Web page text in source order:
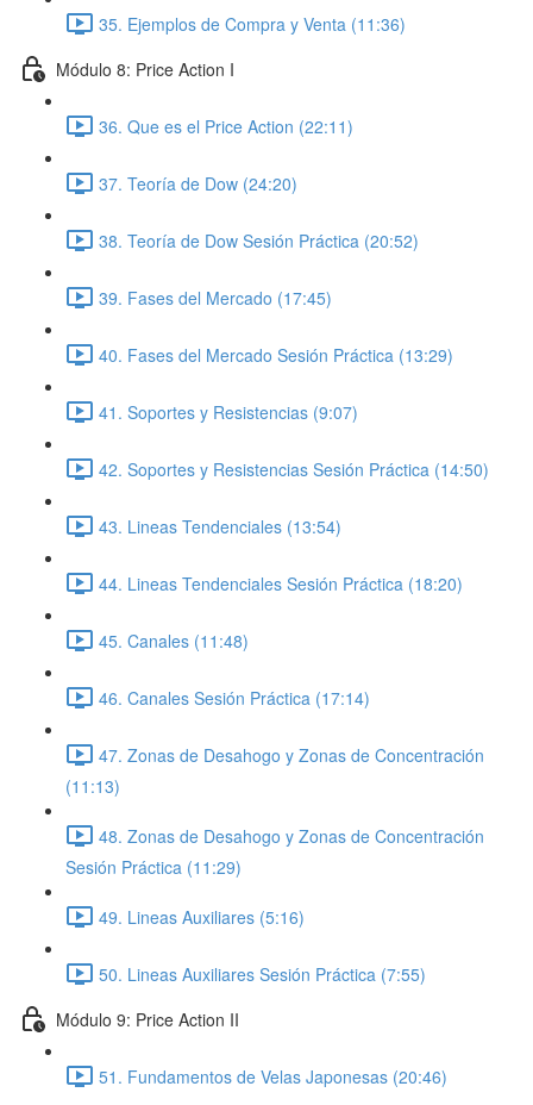
35. Ejemplos de Compra y Venta (11:36)
Módulo 8: Price Action I
36. Que es el Price Action (22:11)
37. Teoría de Dow (24:20)
38. Teoría de Dow Sesión Práctica (20:52)
39. Fases del Mercado (17:45)
40. Fases del Mercado Sesión Práctica (13:29)
41. Soportes y Resistencias (9:07)
42. Soportes y Resistencias Sesión Práctica (14:50)
43. Lineas Tendenciales (13:54)
44. Lineas Tendenciales Sesión Práctica (18:20)
45. Canales (11:48)
46. Canales Sesión Práctica (17:14)
47. Zonas de Desahogo y Zonas de Concentración
(11:13)
48. Zonas de Desahogo y Zonas de Concentración
Sesión Práctica (11:29)
49. Lineas Auxiliares (5:16)
50. Lineas Auxiliares Sesión Práctica (7:55)
Módulo 9: Price Action II
51. Fundamentos de Velas Japonesas (20:46)